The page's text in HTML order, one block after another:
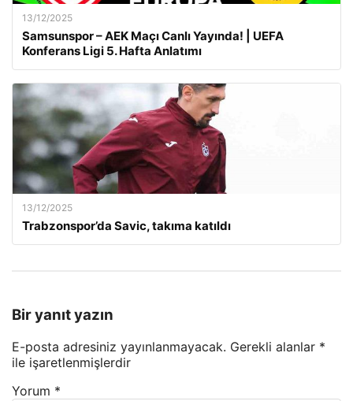
13/12/2025
Samsunspor – AEK Maçı Canlı Yayında! | UEFA
Konferans Ligi 5. Hafta Anlatımı
13/12/2025
Trabzonspor’da Savic, takıma katıldı
Bir yanıt yazın
E-posta adresiniz yayınlanmayacak. Gerekli alanlar *
ile işaretlenmişlerdir
Yorum *